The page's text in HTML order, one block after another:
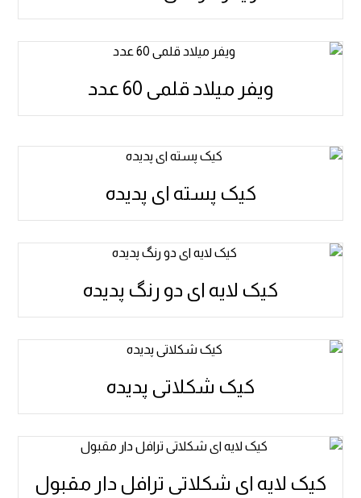
ویفر میلاد قلمی 60 عدد
کیک پسته ای پدیده
کیک لایه ای دو رنگ پدیده
کیک شکلاتی پدیده
کیک لایه ای شکلاتی ترافل دار مقبول